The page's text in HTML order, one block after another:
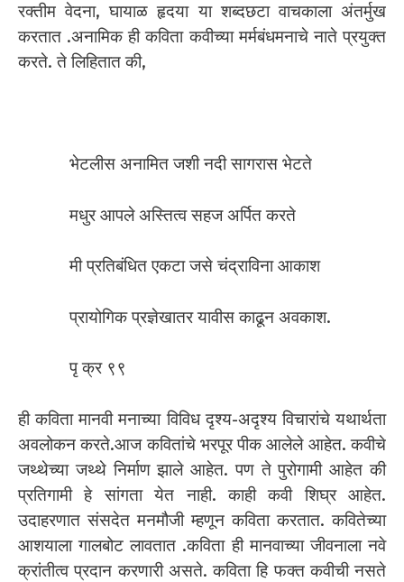
रक्तीम वेदना, घायाळ हृदया या शब्दछटा वाचकाला अंतर्मुख
करतात .अनामिक ही कविता कवीच्या मर्मबंधमनाचे नाते प्रयुक्त
करते. ते लिहितात की,
भेटलीस अनामित जशी नदी सागरास भेटते
मधुर आपले अस्तित्व सहज अर्पित करते
मी प्रतिबंधित एकटा जसे चंद्राविना आकाश
प्रायोगिक प्रज्ञेखातर यावीस काढून अवकाश.
पृ क्र ९९
ही कविता मानवी मनाच्या विविध दृश्य-अदृश्य विचारांचे यथार्थता
अवलोकन करते.आज कवितांचे भरपूर पीक आलेले आहेत. कवीचे
जथ्थेच्या जथ्थे निर्माण झाले आहेत. पण ते पुरोगामी आहेत की
प्रतिगामी हे सांगता येत नाही. काही कवी शिघ्र आहेत.
उदाहरणात संसदेत मनमौजी म्हणून कविता करतात. कवितेच्या
आशयाला गालबोट लावतात .कविता ही मानवाच्या जीवनाला नवे
क्रांतीत्व प्रदान करणारी असते. कविता हि फक्त कवीची नसते